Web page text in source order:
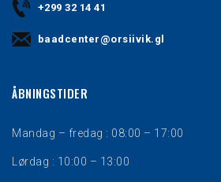
+299 32 14 41
baadcenter@orsiivik.gl
ÅBNINGSTIDER
Mandag – fredag : 08:00 – 17:00
Lørdag : 10:00 – 13:00